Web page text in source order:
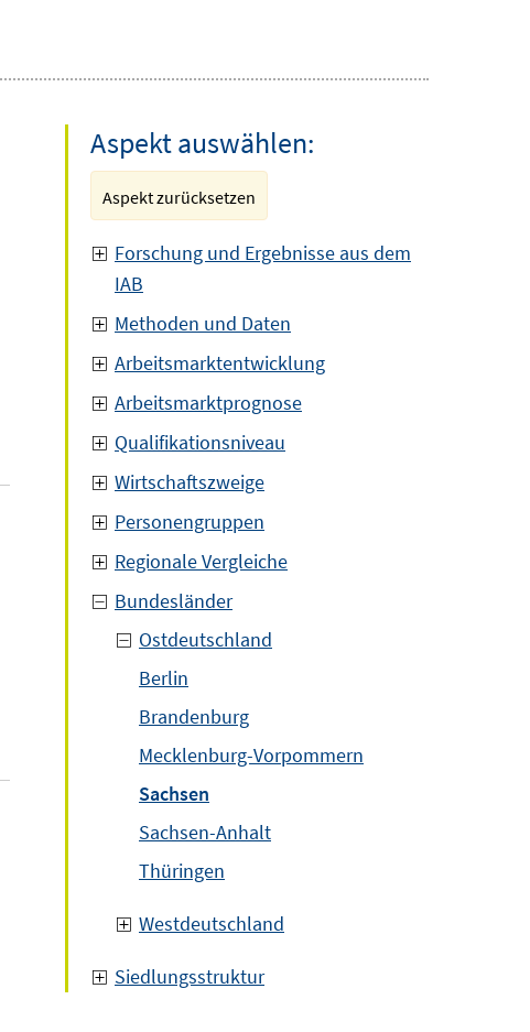
Aspekt auswählen:
Aspekt zurücksetzen
Forschung und Ergebnisse aus dem
IAB
Methoden und Daten
Arbeitsmarktentwicklung
Arbeitsmarktprognose
Qualifikationsniveau
Wirtschaftszweige
Personengruppen
Regionale Vergleiche
Bundesländer
Ostdeutschland
Berlin
Brandenburg
Mecklenburg-Vorpommern
Sachsen
Sachsen-Anhalt
Thüringen
Westdeutschland
Siedlungsstruktur